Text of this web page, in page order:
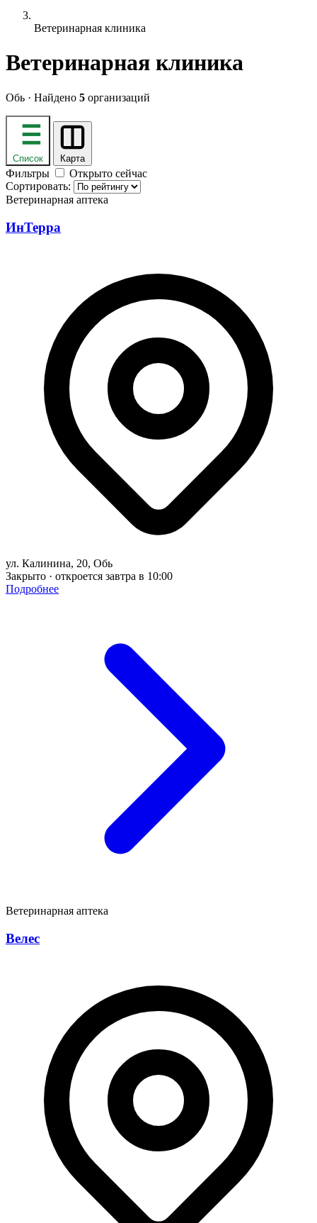
Ветеринарная клиника
Ветеринарная клиника
Обь · Найдено 5 организаций
Список Карта
Фильтры
Открыто сейчас
Сортировать:
Ветеринарная аптека
ИнТерра
ул. Калинина, 20, Обь
Закрыто · откроется завтра в 10:00
Подробнее
Ветеринарная аптека
Велес